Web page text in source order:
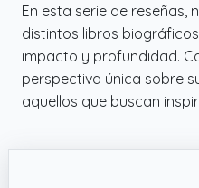
En esta serie de reseñas,
distintos libros
impacto y profundidad.
perspectiva única sobre
aquellos que buscan